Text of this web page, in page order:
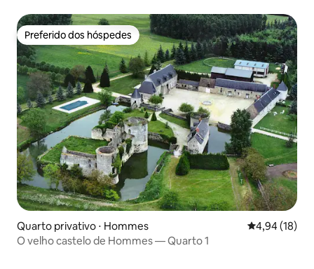
Preferido dos hóspedes
Preferido dos hóspedes
Quarto privativo ⋅ Hommes 4,94 de uma
4,94 (18)
O velho castelo de Hommes — Quarto 1